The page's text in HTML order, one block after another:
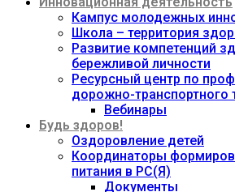
Кампус молодежных
Школа – территория
Развитие компетенций
бережливой личности
Ресурсный центр по
дорожно-транспортного
Вебинары
Будь здоров!
Оздоровление детей
Координаторы
питания в РС(Я)
Документы